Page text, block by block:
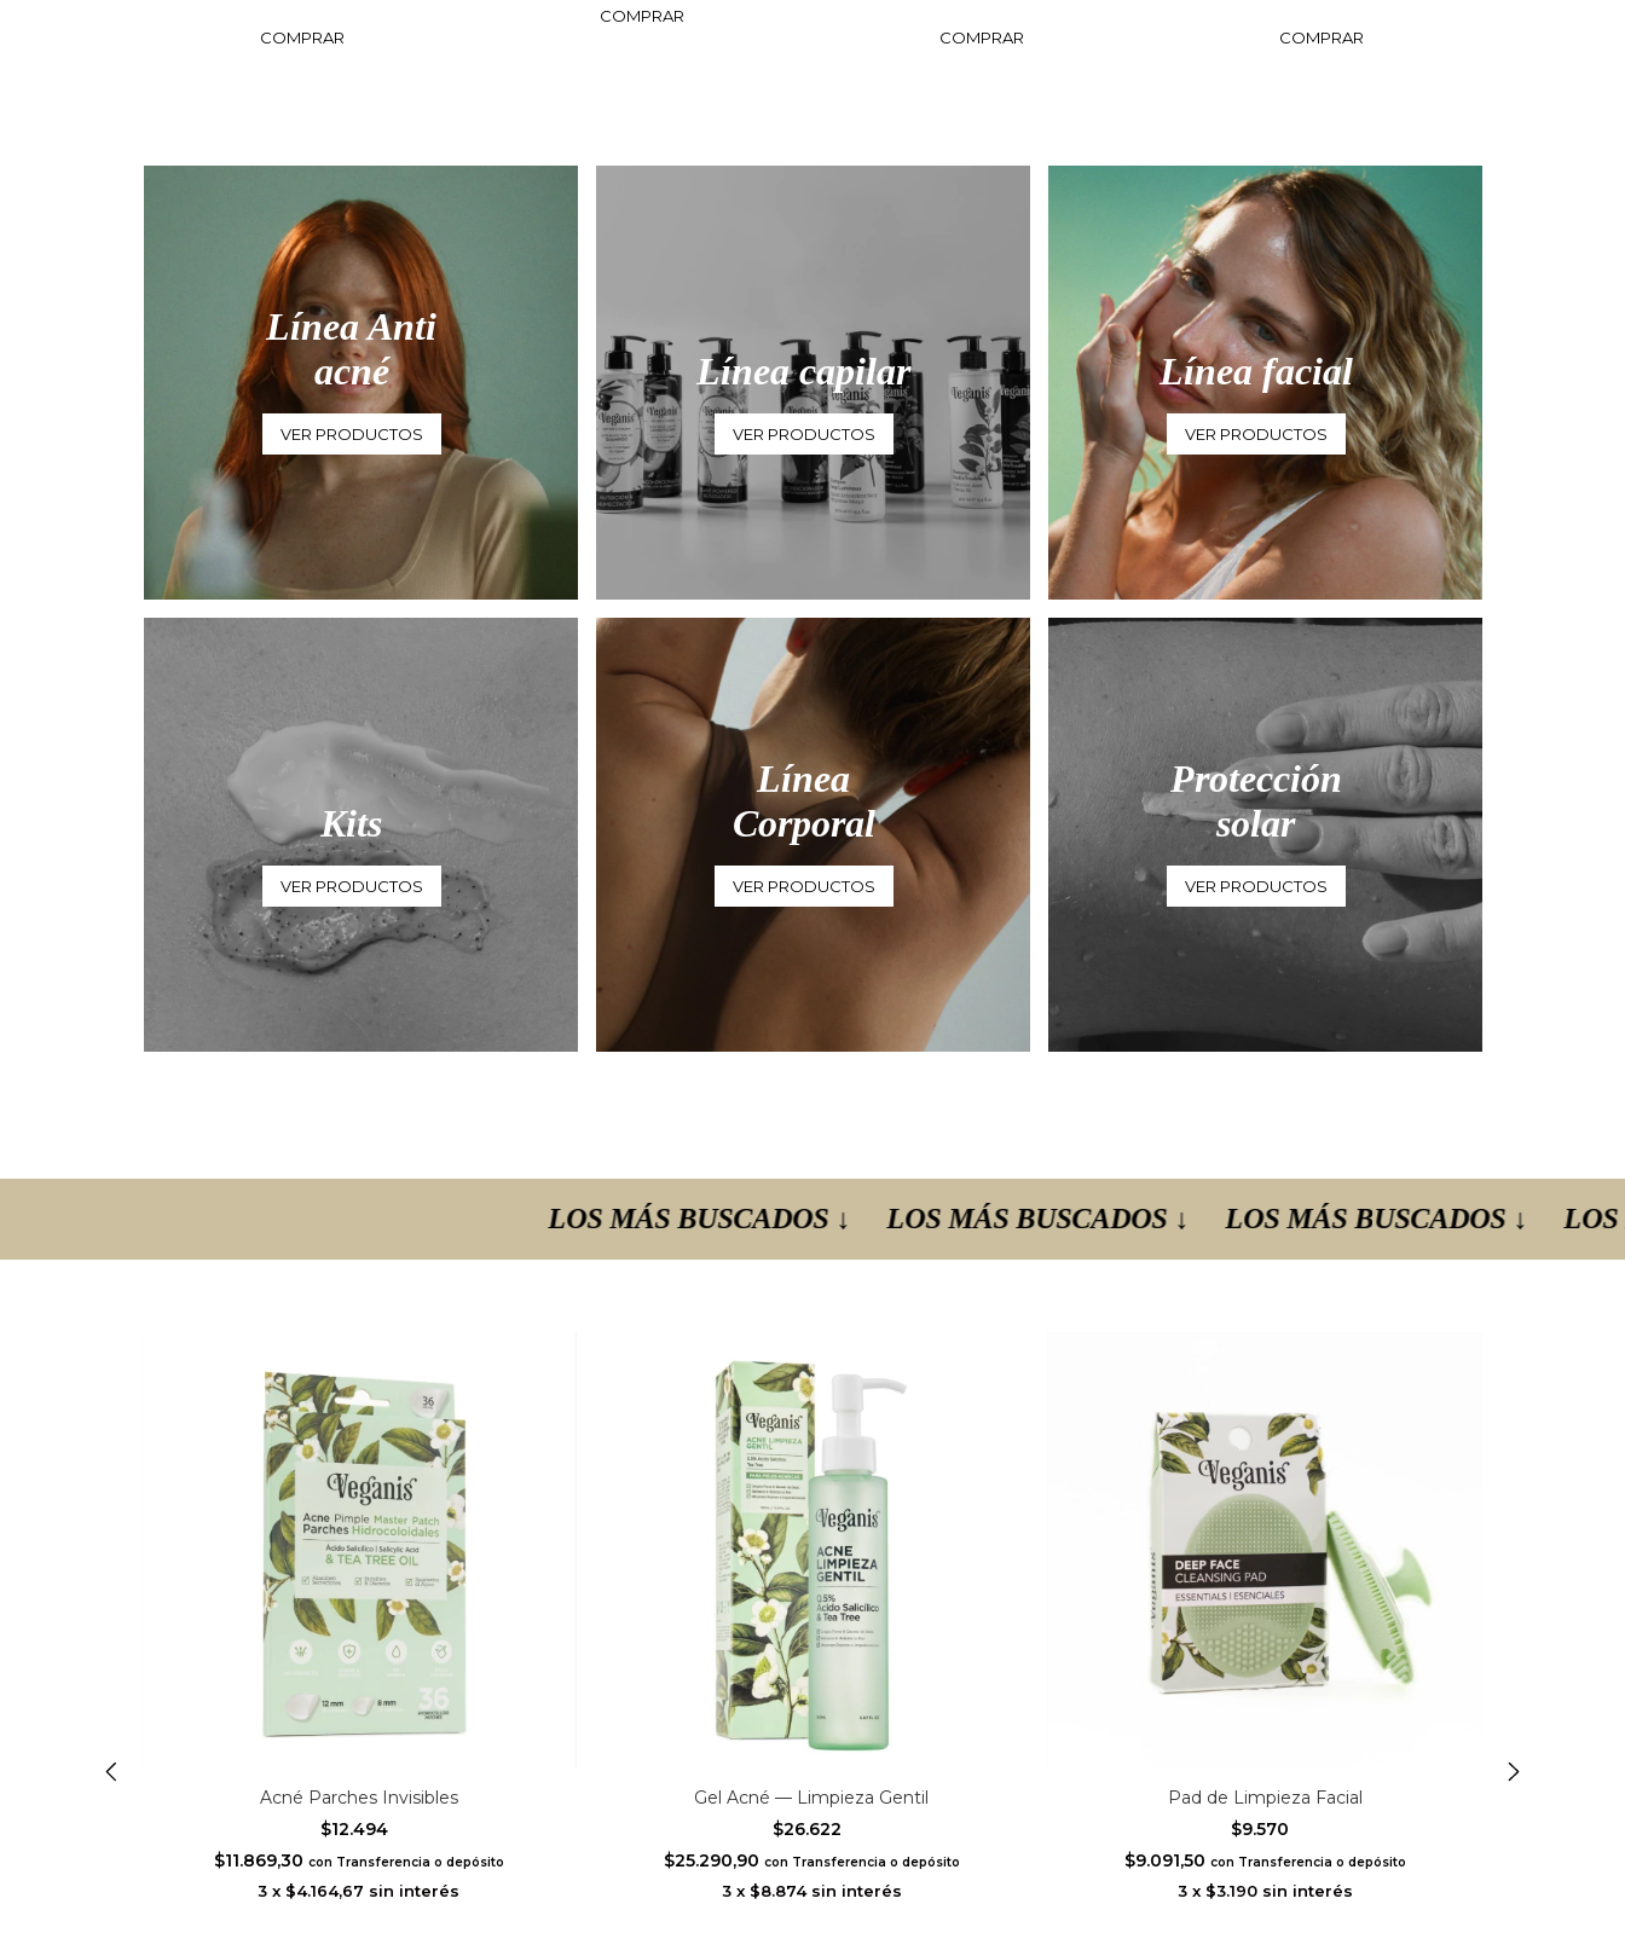
Línea Anti
acné
VER PRODUCTOS
Línea capilar
VER PRODUCTOS
Línea facial
VER PRODUCTOS
Kits
VER PRODUCTOS
Línea
Corporal
VER PRODUCTOS
Protección
solar
VER PRODUCTOS
LOS MÁS BUSCADOS ↓ LOS MÁS BUSCADOS ↓ LOS MÁS BUSCADOS ↓ LOS MÁS
Acné Parches Invisibles
$12.494
$11.869,30 con Transferencia o depósito
3 x $4.164,67 sin interés
Gel Acné — Limpieza Gentil
$26.622
$25.290,90 con Transferencia o depósito
3 x $8.874 sin interés
Pad de Limpieza Facial
$9.570
$9.091,50 con Transferencia o depósito
3 x $3.190 sin interés